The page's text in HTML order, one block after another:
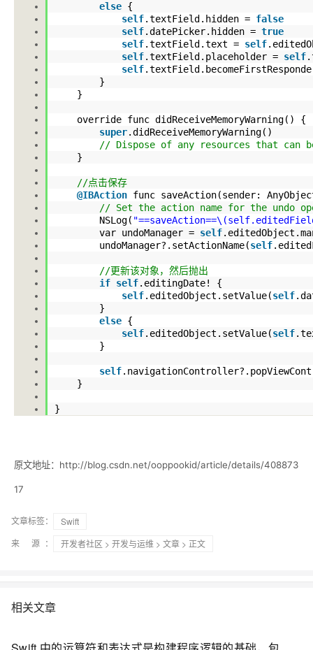
else {
self.textField .hidden = false
self.datePicker.hidden = true
self.textField .text = self
self.textField .placeholder = self
self.textField
}
}
override func didReceiveMemoryWarning()
super.didReceiveMemoryWarning()
// Dispose of any resources that can
}
//点击保存
@IBAction func saveAction(sender:
// Set the action name for the undo
NSLog(
var undoManager = self.editedObject
undoManager? .setActionName(self
//更新该对象，然后抛出
if self.editingDate! {
self.editedObject .setValue(self
}
else {
self.editedObject .setValue(self
}
self.navigationController?
}
}
原文地址：http://blog.csdn.net/ooppookid/article/details/408873
17
文章标签：
Swift
来 源：
开发者社区 > 开发与运维 > 文章 > 正文
相关文章